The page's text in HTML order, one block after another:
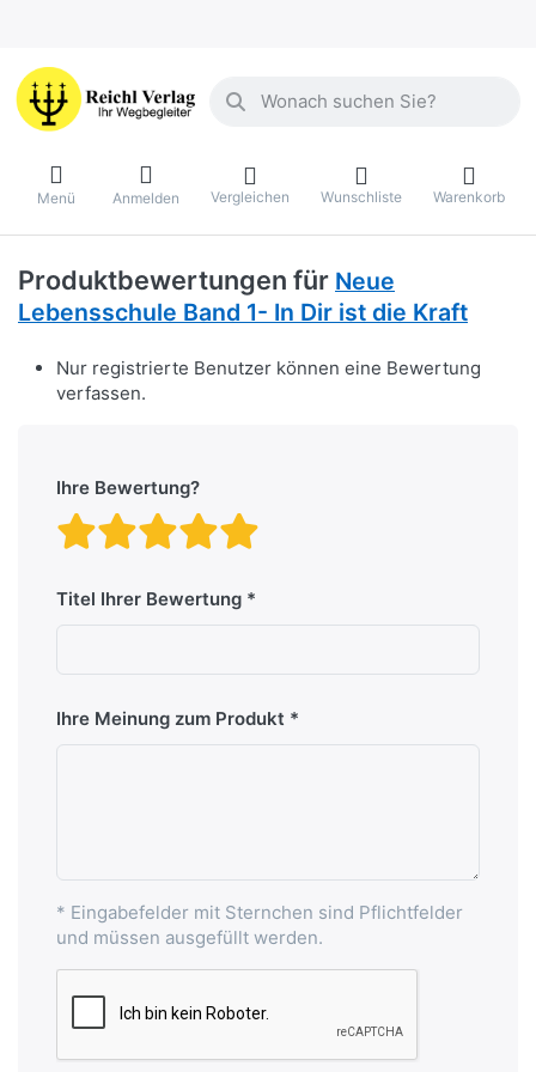
Geben Sie einen Suchbegriff ein.
Menü Anmelden Vergleichen Wunschliste Warenkorb
Produktbewertungen für Neue
Lebensschule Band 1- In Dir ist die Kraft
Nur registrierte Benutzer können eine Bewertung
verfassen.
Ihre Bewertung?
Bewertung: 4 von
Bewertung: 3 von 5
Bewertung: 2 von 5
Bewertung: 1 von 5
Titel Ihrer Bewertung
Ihre Meinung zum Produkt
* Eingabefelder mit Sternchen sind Pflichtfelder
und müssen ausgefüllt werden.